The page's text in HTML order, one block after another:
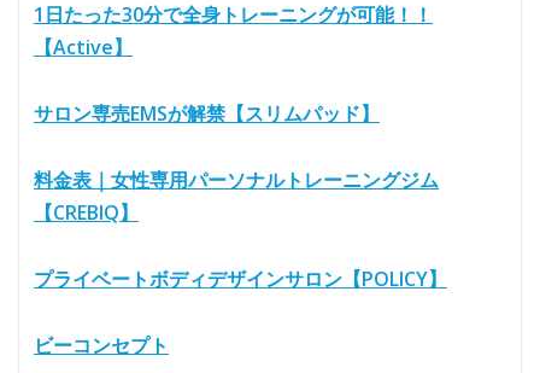
1日たった30分で全身トレーニングが可能！！
【Active】
サロン専売EMSが解禁【スリムパッド】
料金表｜女性専用パーソナルトレーニングジム
【CREBIQ】
プライベートボディデザインサロン【POLICY】
ビーコンセプト